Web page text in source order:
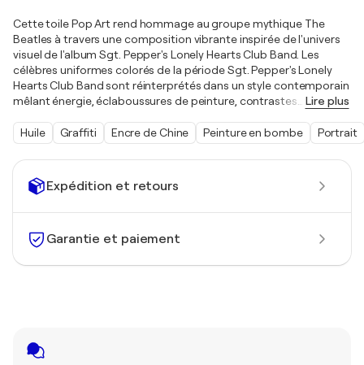
Expédition et retours
Garantie et paiement
Cette toile Pop Art rend hommage au groupe mythique The
Beatles à travers une composition vibrante inspirée de l'univers
visuel de l'album Sgt. Pepper's Lonely Hearts Club Band. Les
célèbres uniformes colorés de la période Sgt. Pepper's Lonely
Hearts Club Band sont réinterprétés dans un style contemporain
mêlant énergie, éclaboussures de peinture, contrastes… Lire plus
Huile Graffiti Encre de Chine Peinture en bombe Portrait